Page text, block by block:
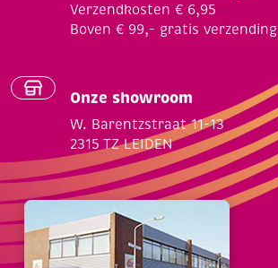
Verzendkosten € 6,95
Boven € 99,- gratis verzending
Onze showroom
W. Barentzstraat 11-13
2315 TZ LEIDEN